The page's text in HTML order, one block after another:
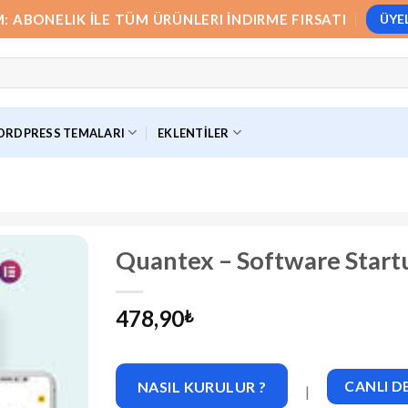
ABONELIK İLE TÜM ÜRÜNLERI İNDIRME FIRSATI
TEMALARI EKLENTILER
Quantex – Software
478,90₺
NASIL KURULUR ? | CANLI